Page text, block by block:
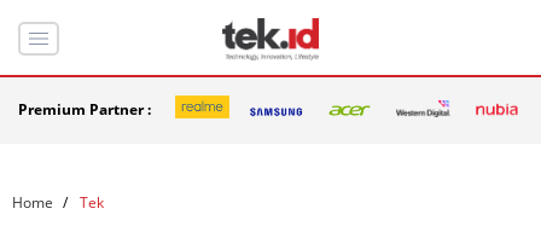
Premium Partner :
Home Tek